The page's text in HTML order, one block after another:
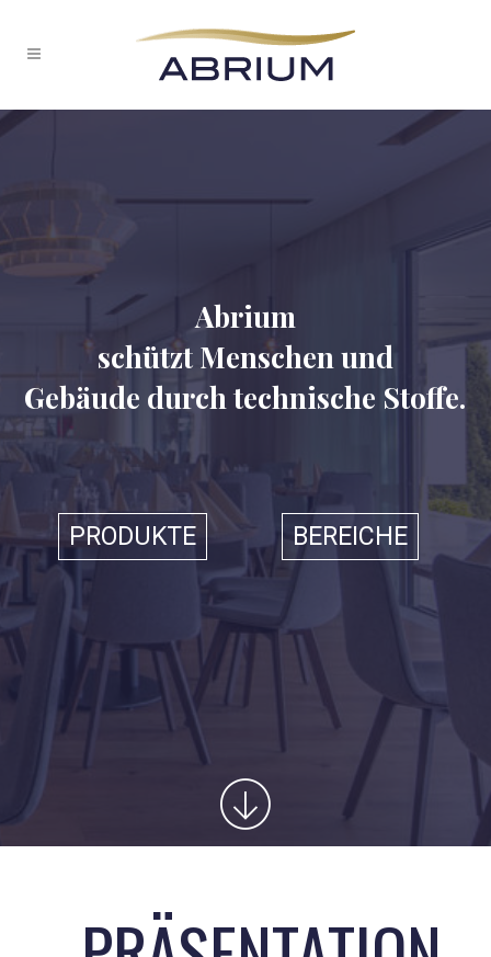
BEREICHE
PRODUKTE
Abrium
schützt Menschen und
Gebäude durch technische Stoffe.